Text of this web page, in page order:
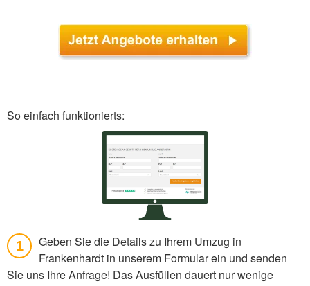
So einfach funktionierts:
1
Geben Sie die Details zu Ihrem Umzug in
Frankenhardt in unserem Formular ein und senden
Sie uns Ihre Anfrage! Das Ausfüllen dauert nur wenige